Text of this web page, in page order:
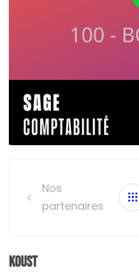
navigation
Nos
partenaires
Koust